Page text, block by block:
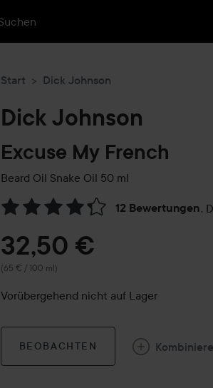
Start Dick Johnson
Dick Johnson
Excuse My French
Beard Oil Snake Oil 50 ml
12 Bewertungen,
Weiter zu Reviews & Kommentare
32,50 €
(65 € / 100 ml)
Vorübergehend nicht auf Lager
BEOBACHTEN